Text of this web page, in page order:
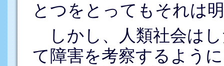
とつをとってもそれは
しかし、人類社会は
て障害を考察するよう